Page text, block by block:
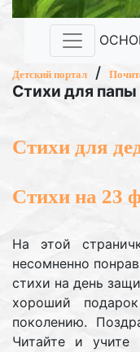
Детский портал /
Стихи для
Стихи для
Стихи на 23
На этой
несомненно
стихи на день
хороший
поколению.
Читайте и учите